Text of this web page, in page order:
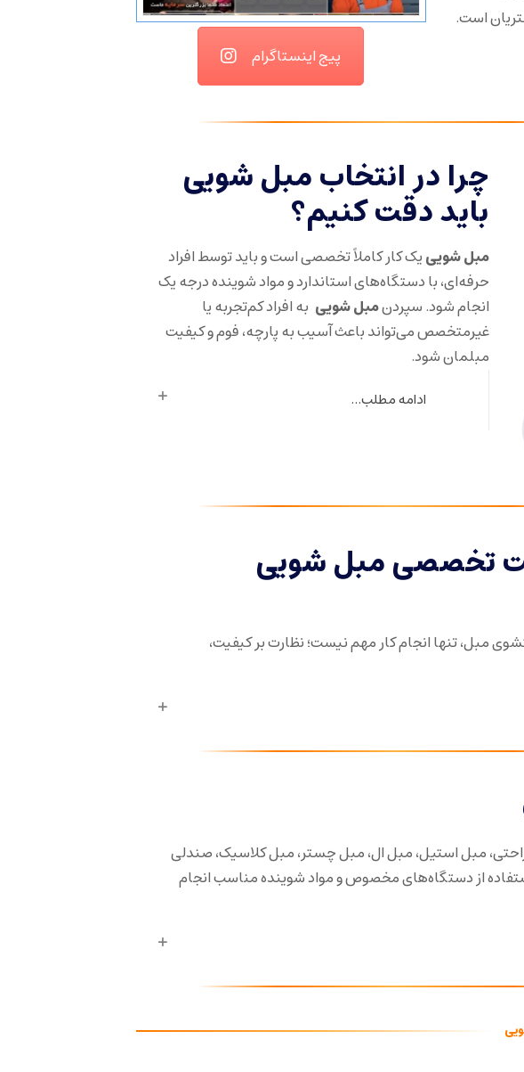
پیج اینستاگرام
است.
چرا در انتخاب مبل شویی
باید دقت کنیم؟
مبل شویییک کار کاملاً تخصصی است و باید توسط افراد
حرفه‌ای، با دستگاه‌های استاندارد و مواد شوینده درجه یک
انجام شود. سپردنمبل شویی به افراد کم‌تجربه یا
غیرمتخصص می‌تواند باعث آسیب به پارچه، فوم و کیفیت
مبلمان شود.
ادامه مطلب...
تخصصی مبل شویی
مبل، تنها انجام کار مهم نیست؛ نظارت بر کیفیت،
مبل استیل، مبل ال، مبل چستر، مبل کلاسیک، صندلی
از دستگاه‌های مخصوص و مواد شوینده مناسب انجام